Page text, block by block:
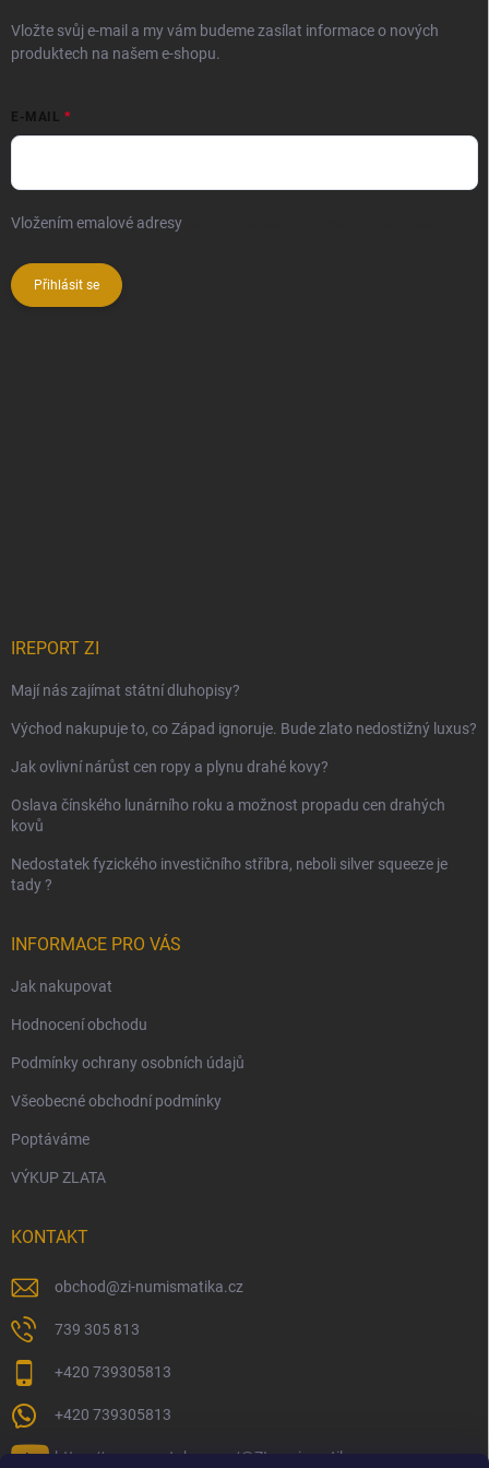
Vložte svůj e-mail a my vám budeme zasílat informace o nových
produktech na našem e-shopu.
E-MAIL
Vložením emalové adresy
Přihlásit se
IREPORT ZI
Mají nás zajímat státní dluhopisy?
Východ nakupuje to, co Západ ignoruje. Bude zlato nedostižný luxus?
Jak ovlivní nárůst cen ropy a plynu drahé kovy?
Oslava čínského lunárního roku a možnost propadu cen drahých
kovů
Nedostatek fyzického investičního stříbra, neboli silver squeeze je
tady ?
INFORMACE PRO VÁS
Jak nakupovat
Hodnocení obchodu
Podmínky ochrany osobních údajů
Všeobecné obchodní podmínky
Poptáváme
VÝKUP ZLATA
KONTAKT
obchod@zi-numismatika.cz
739 305 813
+420 739305813
+420 739305813
https://www.youtube.com/@ZInumismatika